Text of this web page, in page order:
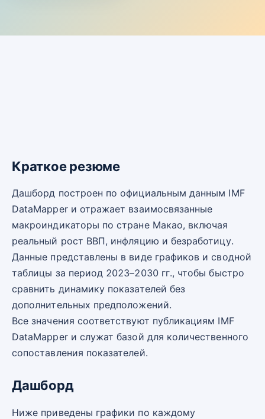
Краткое резюме
Дашборд построен по официальным данным IMF
DataMapper и отражает взаимосвязанные
макроиндикаторы по стране Макао, включая
реальный рост ВВП, инфляцию и безработицу.
Данные представлены в виде графиков и сводной
таблицы за период 2023–2030 гг., чтобы быстро
сравнить динамику показателей без
дополнительных предположений.
Все значения соответствуют публикациям IMF
DataMapper и служат базой для количественного
сопоставления показателей.
Дашборд
Ниже приведены графики по каждому